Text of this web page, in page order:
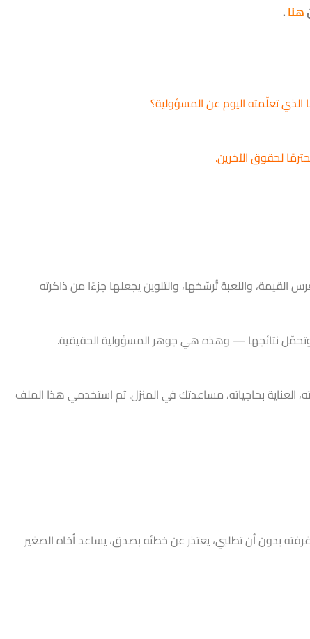
هنا.
تعلّمته اليوم عن المسؤولية؟
لحقوق الآخرين.
واللعبة تُرسّخها، والتلوين يجعلها جزءًا من ذاكرته
وتحمّل نتائجها — وهذه هي جوهر المسؤولية الحقيقية.
العناية بحاجياته، مساعدتك في المنزل. ثم استخدمي هذا الملف
بدون أن تطلبي، يعتذر عن خطئه بصدق، يساعد أخاه الصغير